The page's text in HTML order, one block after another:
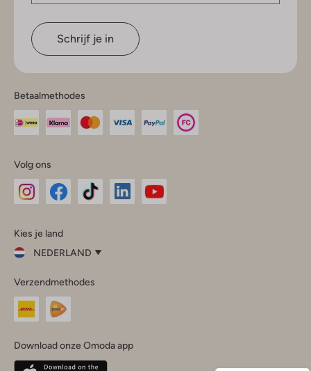
Schrijf je in
Betaalmethodes
Volg ons
InstagramFacebook
Kies je land
NEDERLAND
je
land
Nederland
Belgique(Français)
Verzendmethodes
Download onze Omoda app